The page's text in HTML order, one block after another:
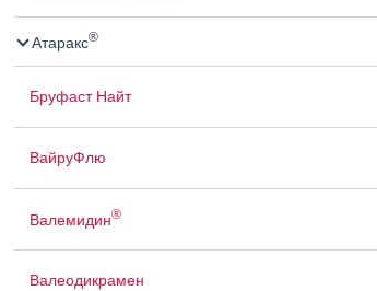
Атаракс®
Бруфаст Найт
ВайруФлю
Валемидин®
Валеодикрамен